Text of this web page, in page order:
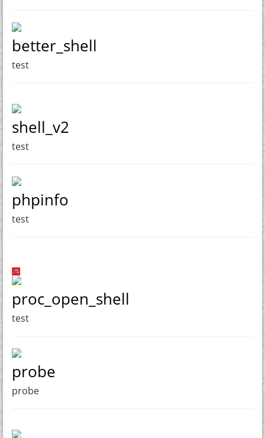
better_shell
test
shell_v2
test
phpinfo
test
proc_open_shell
test
probe
probe